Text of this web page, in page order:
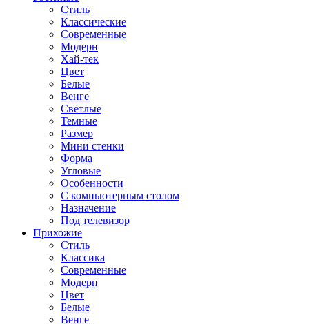
Стиль
Классические
Современные
Модерн
Хай-тек
Цвет
Белые
Венге
Светлые
Темные
Размер
Мини стенки
Форма
Угловые
Особенности
С компьютерным столом
Назначение
Под телевизор
Прихожие
Стиль
Классика
Современные
Модерн
Цвет
Белые
Венге